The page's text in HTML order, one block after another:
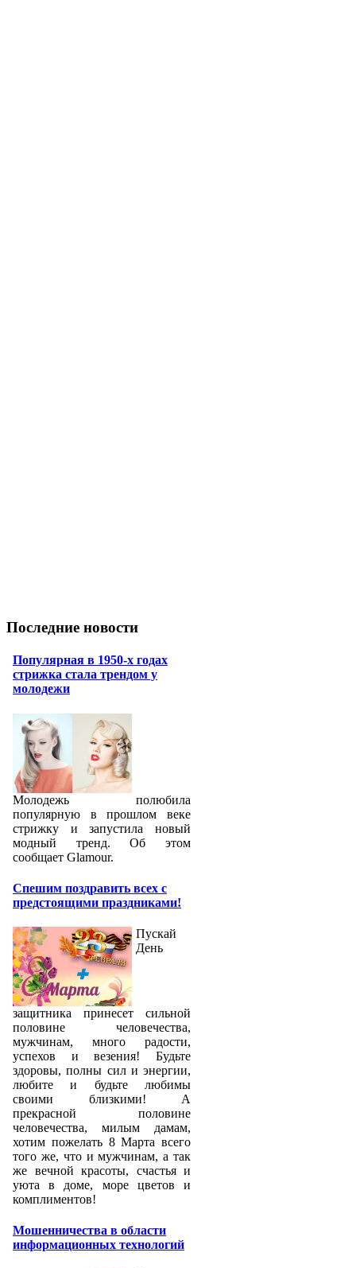
Последние новости
Популярная в 1950-х годах
стрижка стала трендом у
молодежи
Молодежь полюбила
популярную в прошлом веке
стрижку и запустила новый
модный тренд. Об этом
сообщает Glamour.
Спешим поздравить всех с
предстоящими праздниками!
Пускай
День
защитника принесет сильной
половине человечества,
мужчинам, много радости,
успехов и везения! Будьте
здоровы, полны сил и энергии,
любите и будьте любимы
своими близкими! А
прекрасной половине
человечества, милым дамам,
хотим пожелать 8 Марта всего
того же, что и мужчинам, а так
же вечной красоты, счастья и
уюта в доме, море цветов и
комплиментов!
Мошенничества в области
информационных технологий